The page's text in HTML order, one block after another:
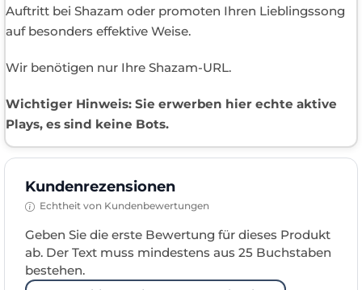
Auftritt bei Shazam oder promoten Ihren Lieblingssong
auf besonders effektive Weise.
Wir benötigen nur Ihre Shazam-URL.
Wichtiger Hinweis: Sie erwerben hier echte aktive
Plays, es sind keine Bots.
Kundenrezensionen
Echtheit von Kundenbewertungen
Geben Sie die erste Bewertung für dieses Produkt
ab. Der Text muss mindestens aus 25 Buchstaben
bestehen.